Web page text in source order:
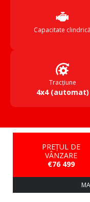
Capacitate clindrică
Tracțiune
4x4 (automat)
PREȚUL DE
VÂNZARE
€76 499